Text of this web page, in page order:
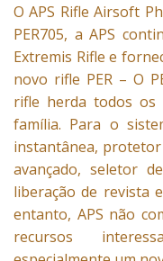
O APS Rifle Airsoft
PER705, a APS
Extremis Rifle e
novo rifle PER – O
rifle herda todos os
família. Para o
instantânea,
avançado, seletor
liberação de revista
entanto, APS não
recursos